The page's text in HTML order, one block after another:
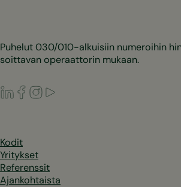
Puhelut 030/010-alkuisiin numeroihin
soittavan operaattorin mukaan.
LinkedIn
Facebook
Instagram
Kodit
Yritykset
Referenssit
Ajankohtaista